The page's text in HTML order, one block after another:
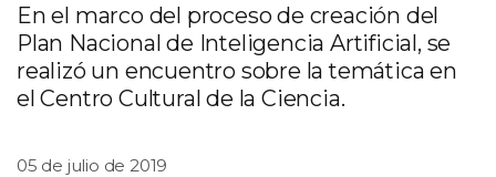
En el marco del proceso de creación del
Plan Nacional de Inteligencia Artificial, se
realizó un encuentro sobre la temática en
el Centro Cultural de la Ciencia.
05 de julio de 2019